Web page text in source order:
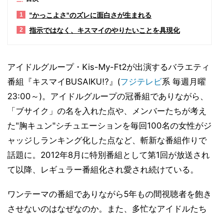
1 "かっこよさ"のズレに面白さが生まれる
2 指示ではなく、キスマイのやりたいことを具現化
アイドルグループ・Kis-My-Ft2が出演するバラエティ
番組『キスマイBUSAIKU!?』(フジテレビ系 毎週月曜
23:00～)。アイドルグループの冠番組でありながら、
「ブサイク」の名を入れた点や、メンバーたちが考え
た"胸キュン"シチュエーションを毎回100名の女性がジ
ャッジしランキング化した点など、斬新な番組作りで
話題に。2012年8月に特別番組として第1回が放送され
て以降、レギュラー番組化され愛され続けている。
ワンテーマの番組でありながら5年もの間視聴者を飽き
させないのはなぜなのか。また、多忙なアイドルたち